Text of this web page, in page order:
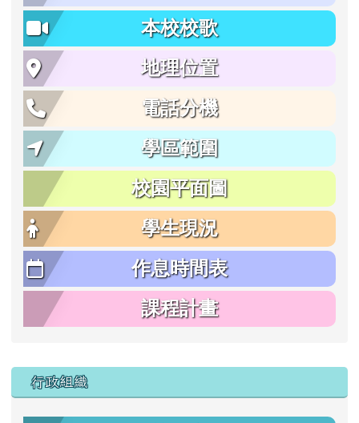
本校校歌
地理位置
電話分機
學區範圍
校園平面圖
學生現況
作息時間表
課程計畫
行政組織